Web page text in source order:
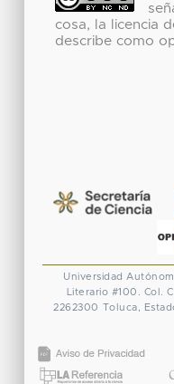
cosa, la licencia
describe como
Universidad
Literario #100. Col.
2262300 Toluca,